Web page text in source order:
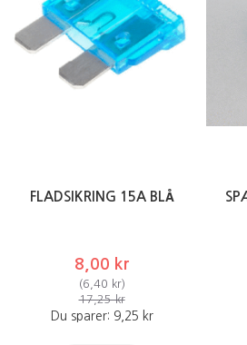
FLADSIKRING 15A BLÅ
8,00 kr
(6,40 kr)
17,25 kr
Du sparer: 9,25 kr